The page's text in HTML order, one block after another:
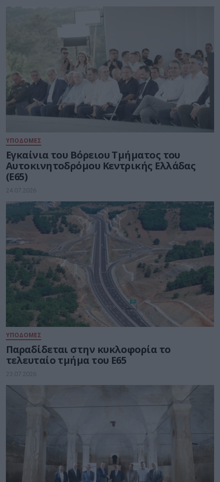
ΥΠΟΔΟΜΕΣ
Εγκαίνια του Βόρειου Τμήματος του
Αυτοκινητοδρόμου Κεντρικής Ελλάδας
(Ε65)
24.07.2026
ΥΠΟΔΟΜΕΣ
Παραδίδεται στην κυκλοφορία το
τελευταίο τμήμα του Ε65
23.07.2026